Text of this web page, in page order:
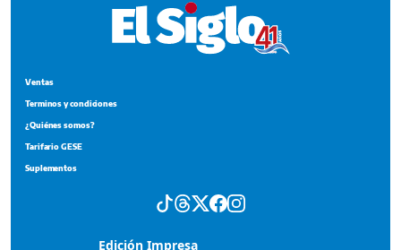
Ventas
Terminos y condiciones
¿Quiénes somos?
Tarifario GESE
Suplementos
Edición Impresa